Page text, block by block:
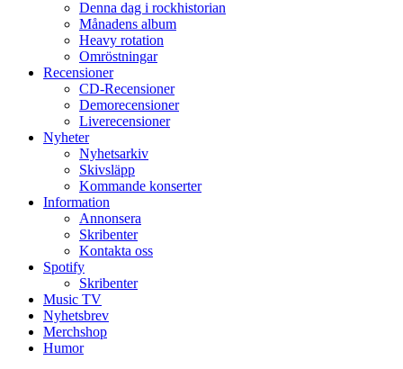
Denna dag i rockhistorian
Månadens album
Heavy rotation
Omröstningar
Recensioner
CD-Recensioner
Demorecensioner
Liverecensioner
Nyheter
Nyhetsarkiv
Skivsläpp
Kommande konserter
Information
Annonsera
Skribenter
Kontakta oss
Spotify
Skribenter
Music TV
Nyhetsbrev
Merchshop
Humor